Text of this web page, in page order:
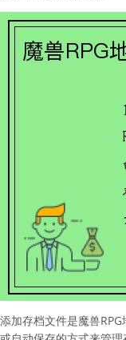
添加存档文件是魔兽